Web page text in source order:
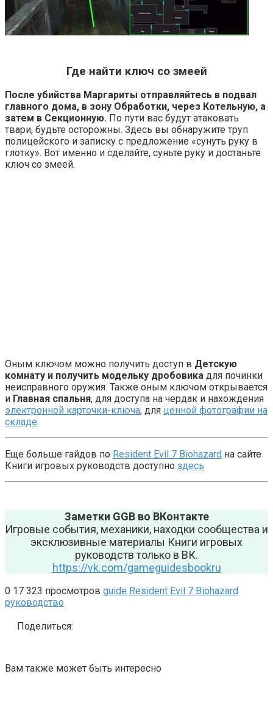
Где найти ключ со змеей
После убийства Маргариты отправляйтесь в подвал
главного дома, в зону Обработки, через Котельную, а
затем в Секционную. По пути вас будут атаковать
твари, будьте осторожны. Здесь вы обнаружите труп
полицейского и записку с предложение «сунуть руку в
глотку». Вот именно и сделайте, суньте руку и достаньте
ключ со змеей.
Оным ключом можно получить доступ в Детскую
комнату и получить модельку дробовика для починки
неисправного оружия. Также оным ключом открывается
и Главная спальня, для доступа на чердак и нахождения
электронной карточки-ключа, для ценной фотографии на
складе.
Еще больше гайдов по Resident Evil 7 Biohazard на сайте
Книги игровых руководств доступно здесь
Заметки GGB во ВКонтакте
Игровые события, механики, находки сообщества и
эксклюзивные материалы Книги игровых
руководств только в ВК.
https://vk.com/gameguidesbookru
0 17 323 просмотров guide Resident Evil 7 Biohazard
руководство
Поделиться:
Вам также может быть интересно